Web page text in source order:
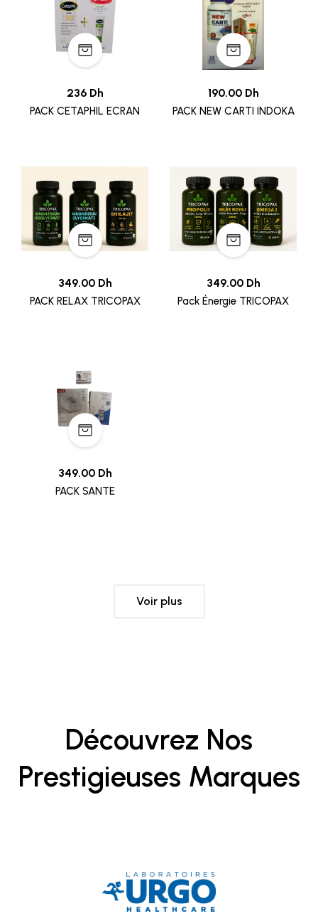
236 Dh
PACK CETAPHIL ECRAN
190.00 Dh
PACK NEW CARTI INDOKA
349.00 Dh
PACK RELAX TRICOPAX
349.00 Dh
Pack Énergie TRICOPAX
349.00 Dh
PACK SANTE
Voir plus
Découvrez Nos
Prestigieuses Marques